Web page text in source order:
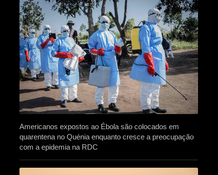
Americanos expostos ao Ébola são colocados em
quarentena no Quénia enquanto cresce a preocupação
com a epidemia na RDC